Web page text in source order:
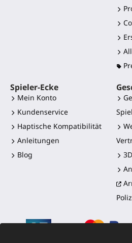
Spieler-Ecke
Mein Konto
Kundenservice
Haptische Kompatibilität
Anleitungen
Blog